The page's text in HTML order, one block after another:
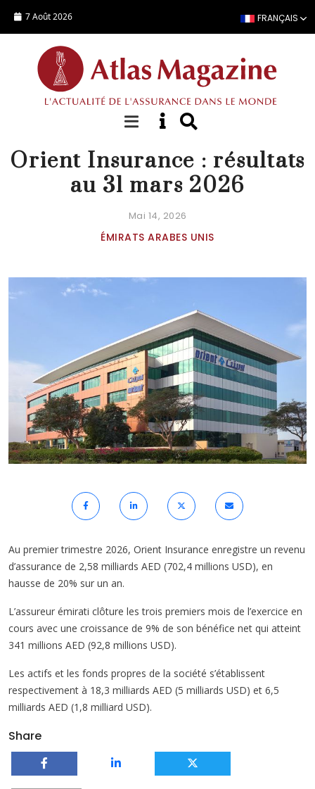
7 Août 2026 FRANÇAIS
ACTUALITÉ
Orient Insurance : résultats
au 31 mars 2026
Mai 14, 2026
ÉMIRATS ARABES UNIS
Au premier trimestre 2026, Orient Insurance enregistre un revenu
d’assurance de 2,58 milliards AED (702,4 millions USD), en
hausse de 20% sur un an.
L’assureur émirati clôture les trois premiers mois de l’exercice en
cours avec une croissance de 9% de son bénéfice net qui atteint
341 millions AED (92,8 millions USD).
Les actifs et les fonds propres de la société s’établissent
respectivement à 18,3 milliards AED (5 milliards USD) et 6,5
milliards AED (1,8 milliard USD).
Share